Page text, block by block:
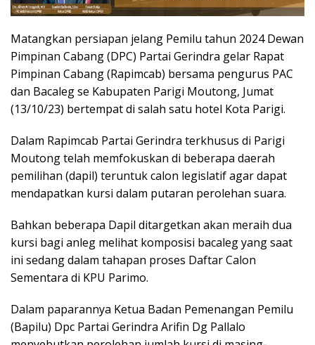
Matangkan persiapan jelang Pemilu tahun 2024 Dewan
Pimpinan Cabang (DPC) Partai Gerindra gelar Rapat
Pimpinan Cabang (Rapimcab) bersama pengurus PAC
dan Bacaleg se Kabupaten Parigi Moutong, Jumat
(13/10/23) bertempat di salah satu hotel Kota Parigi.
Dalam Rapimcab Partai Gerindra terkhusus di Parigi
Moutong telah memfokuskan di beberapa daerah
pemilihan (dapil) teruntuk calon legislatif agar dapat
mendapatkan kursi dalam putaran perolehan suara.
Bahkan beberapa Dapil ditargetkan akan meraih dua
kursi bagi anleg melihat komposisi bacaleg yang saat
ini sedang dalam tahapan proses Daftar Calon
Sementara di KPU Parimo.
Dalam paparannya Ketua Badan Pemenangan Pemilu
(Bapilu) Dpc Partai Gerindra Arifin Dg Pallalo